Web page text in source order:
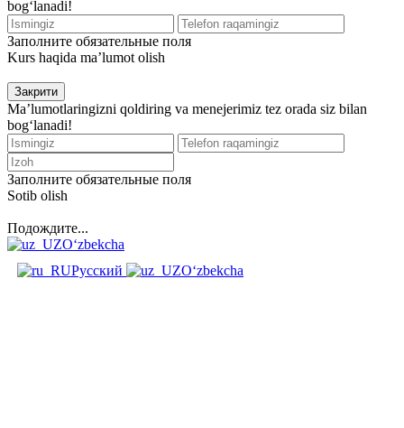
bog‘lanadi!
Заполните обязательные поля
Kurs haqida ma’lumot olish
Закрити
Ma’lumotlaringizni qoldiring va menejerimiz tez orada siz bilan
bog‘lanadi!
Заполните обязательные поля
Sotib olish
Подождите...
O‘zbekcha
Русский
O‘zbekcha